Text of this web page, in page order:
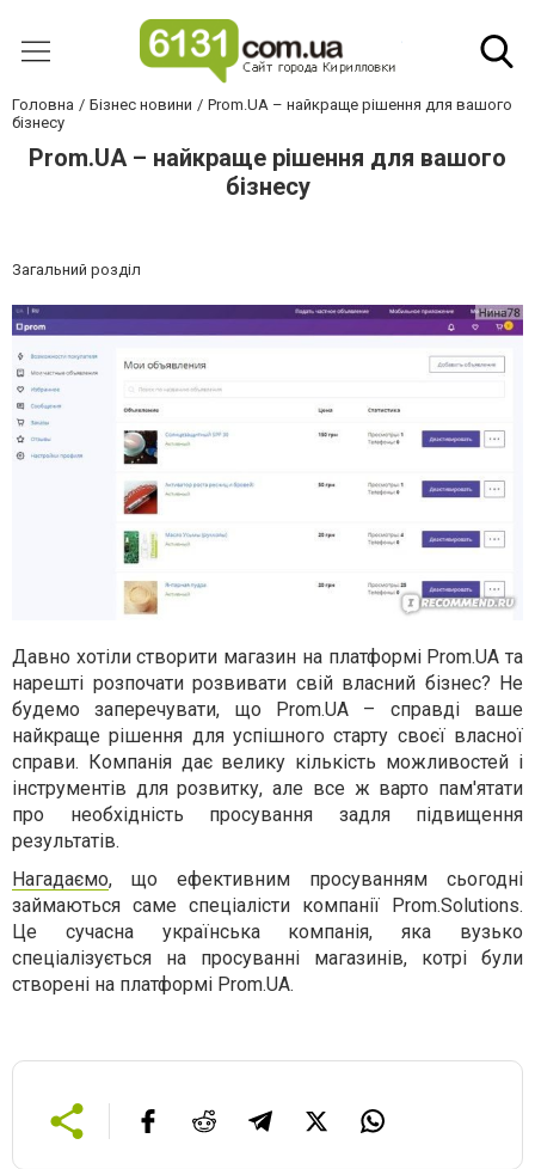
Головна Бізнес новини
Prom.UA – найкраще рішення для вашого
бізнесу
Prom.UA – найкраще рішення для вашого
бізнесу
Загальний розділ
Давно хотіли створити магазин на платформі Prom.UA та
нарешті розпочати розвивати свій власний бізнес? Не
будемо заперечувати, що Prom.UA – справді ваше
найкраще рішення для успішного старту своєї власної
справи. Компанія дає велику кількість можливостей і
інструментів для розвитку, але все ж варто пам'ятати
про необхідність просування задля підвищення
результатів.
Нагадаємо, що ефективним просуванням сьогодні
займаються саме спеціалісти компанії Prom.Solutions.
Це сучасна українська компанія, яка вузько
спеціалізується на просуванні магазинів, котрі були
створені на платформі Prom.UA.